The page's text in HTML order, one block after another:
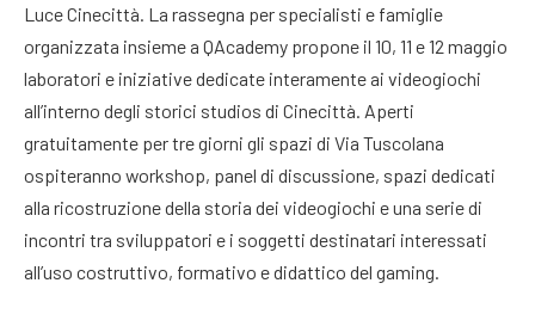
Luce Cinecittà. La rassegna per specialisti e famiglie
organizzata insieme a QAcademy propone il 10, 11 e 12 maggio
laboratori e iniziative dedicate interamente ai videogiochi
all’interno degli storici studios di Cinecittà. Aperti
gratuitamente per tre giorni gli spazi di Via Tuscolana
ospiteranno workshop, panel di discussione, spazi dedicati
alla ricostruzione della storia dei videogiochi e una serie di
incontri tra sviluppatori e i soggetti destinatari interessati
all’uso costruttivo, formativo e didattico del gaming.